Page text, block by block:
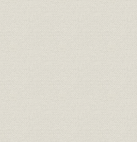
産業別株式投資比較
昭和7年
年)末
産業別株式投資 昭和16年
産業別社債投資比較
昭和11年
(1941年)末
戦時下の資産運用状態
昭和11年
(1941年)末